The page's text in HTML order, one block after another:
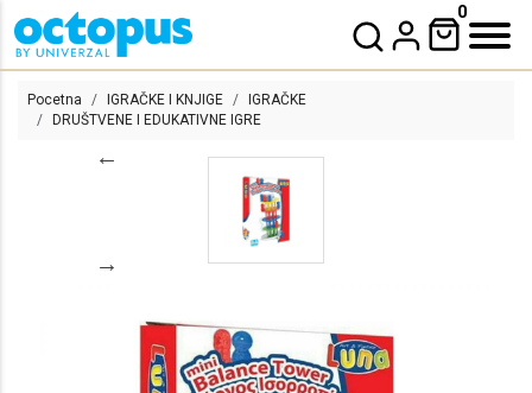
0
Pocetna IGRAČKE I KNJIGE
IGRAČKE
DRUŠTVENE I EDUKATIVNE IGRE